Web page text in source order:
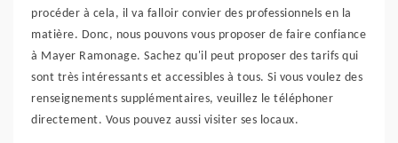
procéder à cela, il va falloir convier des professionnels en la
matière. Donc, nous pouvons vous proposer de faire confiance
à Mayer Ramonage. Sachez qu'il peut proposer des tarifs qui
sont très intéressants et accessibles à tous. Si vous voulez des
renseignements supplémentaires, veuillez le téléphoner
directement. Vous pouvez aussi visiter ses locaux.